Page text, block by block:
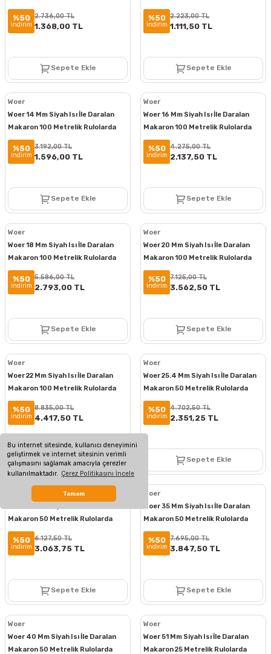
Bu internet sitesinde, kullanıcı deneyimini
geliştirmek ve internet sitesinin verimli
çalışmasını sağlamak amacıyla çerezler
kullanılmaktadır. Çerez Politikasını İncele
Tamam
%50
indirim
2.736,00 TL
1.368,00 TL
Sepete Ekle
%50
indirim
2.223,00 TL
1.111,50 TL
Sepete Ekle
Woer
Woer 14 Mm Siyah Isı İle Daralan
Makaron 100 Metrelik Rulolarda
%50
indirim
3.192,00 TL
1.596,00 TL
Sepete Ekle
Woer
Woer 16 Mm Siyah Isı İle Daralan
Makaron 100 Metrelik Rulolarda
%50
indirim
4.275,00 TL
2.137,50 TL
Sepete Ekle
Woer
Woer 18 Mm Siyah Isı İle Daralan
Makaron 100 Metrelik Rulolarda
%50
indirim
5.586,00 TL
2.793,00 TL
Sepete Ekle
Woer
Woer 20 Mm Siyah Isı İle Daralan
Makaron 100 Metrelik Rulolarda
%50
indirim
7.125,00 TL
3.562,50 TL
Sepete Ekle
Woer
Woer 22 Mm Siyah Isı İle Daralan
Makaron 100 Metrelik Rulolarda
%50
indirim
8.835,00 TL
4.417,50 TL
Sepete Ekle
Woer
Woer 25.4 Mm Siyah Isı İle Daralan
Makaron 50 Metrelik Rulolarda
%50
indirim
4.702,50 TL
2.351,25 TL
Sepete Ekle
Makaron 50 Metrelik Rulolarda
%50
indirim
6.127,50 TL
3.063,75 TL
Sepete Ekle
Woer
Woer 35 Mm Siyah Isı İle Daralan
Makaron 50 Metrelik Rulolarda
%50
indirim
7.695,00 TL
3.847,50 TL
Sepete Ekle
Woer
Woer 40 Mm Siyah Isı İle Daralan
Makaron 50 Metrelik Rulolarda
Woer
Woer 51 Mm Siyah Isı İle Daralan
Makaron 25 Metrelik Rulolarda